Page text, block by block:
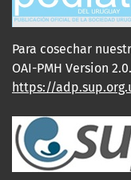
Para cosechar
OAI-PMH Version 2.0.
https://